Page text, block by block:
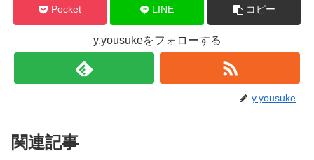
Pocket LINE コピー
y.yousukeをフォローする
y.yousuke
関連記事